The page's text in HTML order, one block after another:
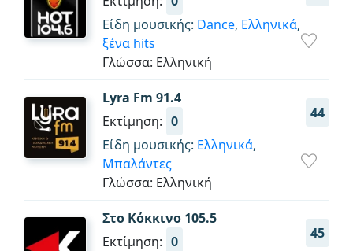
Είδη μουσικής: Dance, Ελληνικά,
ξένα hits
Γλώσσα: Ελληνική
Lyra Fm 91.4
44
Εκτίμηση: 0
Είδη μουσικής: Ελληνικά,
Μπαλάντες
Γλώσσα: Ελληνική
Στο Κόκκινο 105.5
45
Εκτίμηση: 0